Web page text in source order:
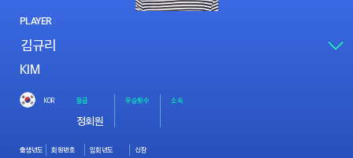
PLAYER
KIM
KOR 등급
정회원
우승횟수 소속
출생년도 회원번호 입회년도 신장